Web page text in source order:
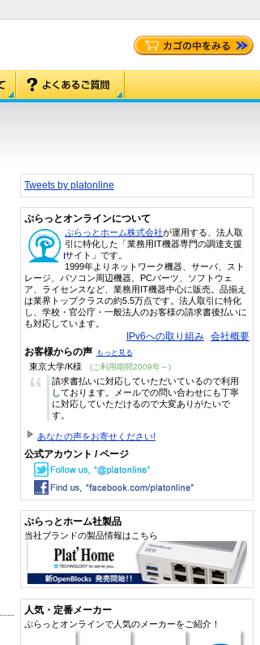
Tweets by platonline
ぷらっとオンラインについて
ぷらっとホーム株式会社が運用する、法人取
引に特化した「業務用IT機器専門の調達支援
サイト」です。
1999年よりネットワーク機器、サーバ、スト
レージ、パソコン周辺機器、PCパーツ、ソフトウェ
ア、ライセンスなど、業務用IT機器中心に販売。品揃え
は業界トップクラスの約5.5万点です。法人取引に特化
し、学校・官公庁・一般法人のお客様の請求書後払いに
も対応しています。
IPv6への取り組み 会社概要
お客様からの声 もっと見る
東京大学/K様 (ご利用期間2009年～)
“
請求書払いに対応していただいているので利用
しております。メールでの問い合わせにも丁寧
に対応していただけるので大変ありがたいで
す。
あなたの声をお寄せください!
公式アカウント / ページ
ぷらっとホーム社製品
当社ブランドの製品情報はこちら
人気・定番メーカー
ぷらっとオンラインで人気のメーカーをご紹介！